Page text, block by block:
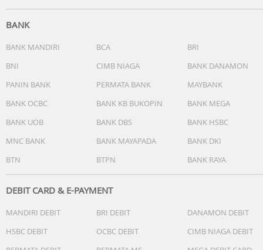
BANK
BANK MANDIRI BCA
BRI
BNI
CIMB NIAGA
BANK DANAMON
PANIN BANK
PERMATA BANK
MAYBANK
BANK OCBC
BANK KB BUKOPIN
BANK MEGA
BANK UOB
BANK DBS
BANK HSBC
MNC BANK
BANK MAYAPADA
BANK DKI
BTN
BTPN BANK RAYA
DEBIT CARD & E-PAYMENT
MANDIRI DEBIT BRI DEBIT
DANAMON DEBIT
HSBC DEBIT
OCBC DEBIT
CIMB NIAGA DEBIT